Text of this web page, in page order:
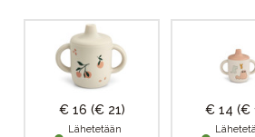
€ 16 (€ 21)
Lähetetään
€ 14 (€